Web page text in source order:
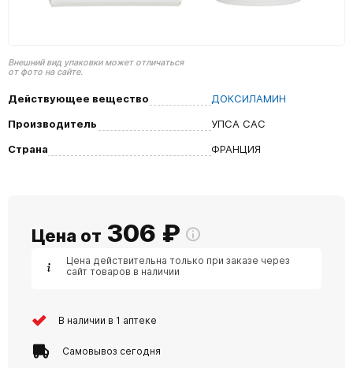
Внешний вид упаковки может отличаться
от фото на сайте.
Действующее вещество
ДОКСИЛАМИН
Производитель
УПСА САС
Страна
ФРАНЦИЯ
Цена от 306 ₽
Цена действительна только при заказе через
сайт товаров в наличии
В наличии в 1 аптеке
Самовывоз сегодня